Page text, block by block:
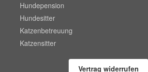
Hundepension
Hundesitter
Katzenbetreuung
Katzensitter
Vertrag widerrufen